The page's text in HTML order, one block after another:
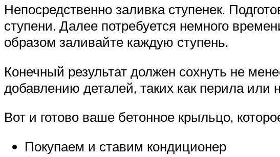
Непосредственно заливка ступенек.
ступени. Далее потребуется немного
образом заливайте каждую ступень.
Конечный результат должен сохнуть не
добавлению деталей, таких как перила или
Вот и готово ваше бетонное крыльцо,
Покупаем и ставим кондиционер